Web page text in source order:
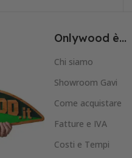
Onlywood è...
Chi siamo
Showroom Gavi
Come acquistare
Fatture e IVA
Costi e Tempi